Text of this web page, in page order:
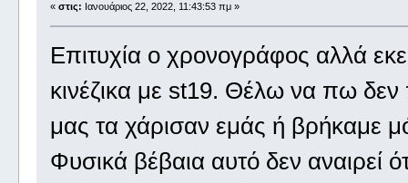
« στις: Ιανουάριος 22, 2022, 11:43:53 πμ »
Επιτυχία ο χρονογράφος αλλά
κινέζικα με st19. Θέλω να πω δεν
μας τα χάρισαν εμάς ή βρήκαμε
Φυσικά βέβαια αυτό δεν αναιρεί